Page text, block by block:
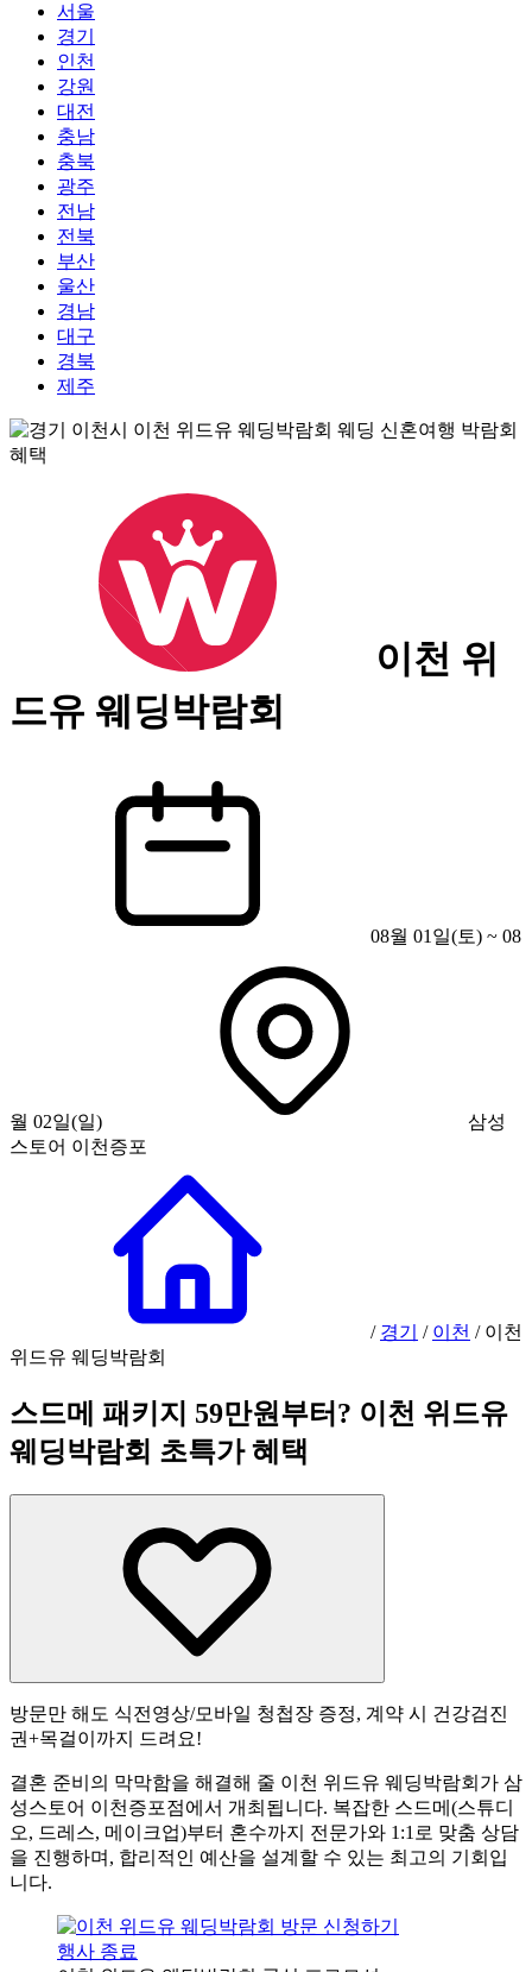
서울
경기
인천
강원
대전
충남
충북
광주
전남
전북
부산
울산
경남
대구
경북
제주
이천 위
드유 웨딩박람회
08월 01일(토) ~ 08
월 02일(일)
삼성
스토어 이천증포
/ 경기 / 이천 / 이천
위드유 웨딩박람회
스드메 패키지 59만원부터? 이천 위드유
웨딩박람회 초특가 혜택
방문만 해도 식전영상/모바일 청첩장 증정, 계약 시 건강검진
권+목걸이까지 드려요!
결혼 준비의 막막함을 해결해 줄 이천 위드유 웨딩박람회가 삼
성스토어 이천증포점에서 개최됩니다. 복잡한 스드메(스튜디
오, 드레스, 메이크업)부터 혼수까지 전문가와 1:1로 맞춤 상담
을 진행하며, 합리적인 예산을 설계할 수 있는 최고의 기회입
니다.
행사 종료